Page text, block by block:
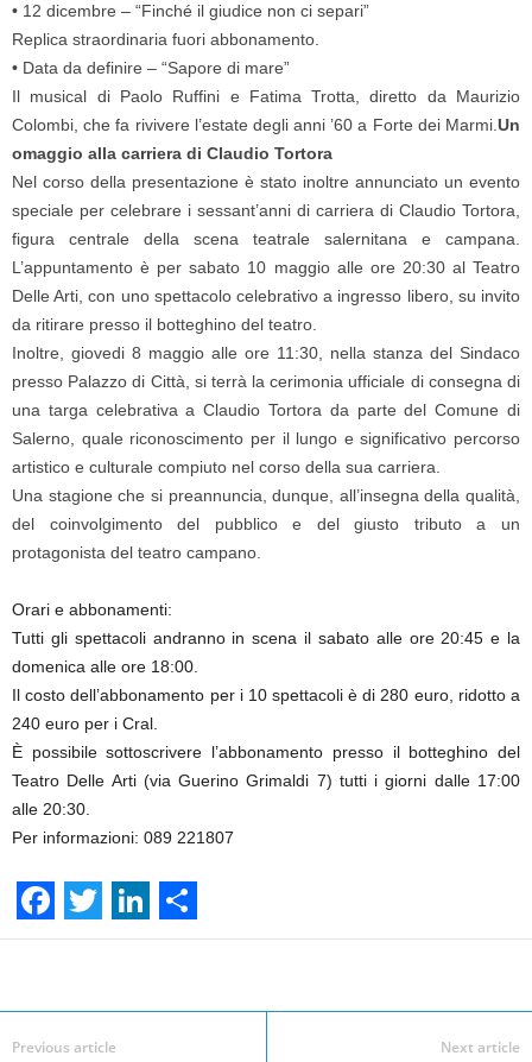
• 12 dicembre – “Finché il giudice non ci separi”
Replica straordinaria fuori abbonamento.
• Data da definire – “Sapore di mare”
Il musical di Paolo Ruffini e Fatima Trotta, diretto da Maurizio
Colombi, che fa rivivere l’estate degli anni ’60 a Forte dei Marmi. Un
omaggio alla carriera di Claudio Tortora
Nel corso della presentazione è stato inoltre annunciato un evento
speciale per celebrare i sessant’anni di carriera di Claudio Tortora,
figura centrale della scena teatrale salernitana e campana.
L’appuntamento è per sabato 10 maggio alle ore 20:30 al Teatro
Delle Arti, con uno spettacolo celebrativo a ingresso libero, su invito
da ritirare presso il botteghino del teatro.
Inoltre, giovedi 8 maggio alle ore 11:30, nella stanza del Sindaco
presso Palazzo di Città, si terrà la cerimonia ufficiale di consegna di
una targa celebrativa a Claudio Tortora da parte del Comune di
Salerno, quale riconoscimento per il lungo e significativo percorso
artistico e culturale compiuto nel corso della sua carriera.
Una stagione che si preannuncia, dunque, all’insegna della qualità,
del coinvolgimento del pubblico e del giusto tributo a un
protagonista del teatro campano.
Orari e abbonamenti:
Tutti gli spettacoli andranno in scena il sabato alle ore 20:45 e la
domenica alle ore 18:00.
Il costo dell’abbonamento per i 10 spettacoli è di 280 euro, ridotto a
240 euro per i Cral.
È possibile sottoscrivere l’abbonamento presso il botteghino del
Teatro Delle Arti (via Guerino Grimaldi 7) tutti i giorni dalle 17:00
alle 20:30.
Per informazioni: 089 221807
F
c
e
T
i
t
L
n
k
S
a
Previous article Next article